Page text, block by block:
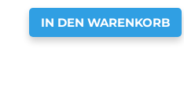
IN DEN WARENKORB